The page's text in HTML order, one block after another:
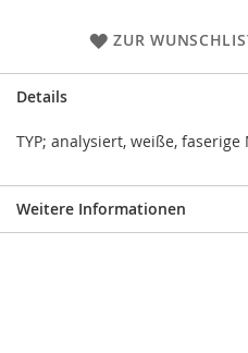
ZUR
Details
TYP; analysiert, weiße, faserige
Weitere Informationen